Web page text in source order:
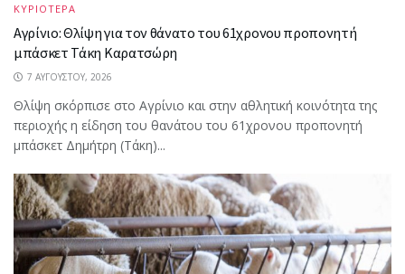
ΚΥΡΙΟΤΕΡΑ
Αγρίνιο: Θλίψη για τον θάνατο του 61χρονου προπονητή
μπάσκετ Τάκη Καρατσώρη
7 ΑΥΓΟΎΣΤΟΥ, 2026
Θλίψη σκόρπισε στο Αγρίνιο και στην αθλητική κοινότητα της
περιοχής η είδηση του θανάτου του 61χρονου προπονητή
μπάσκετ Δημήτρη (Τάκη)...